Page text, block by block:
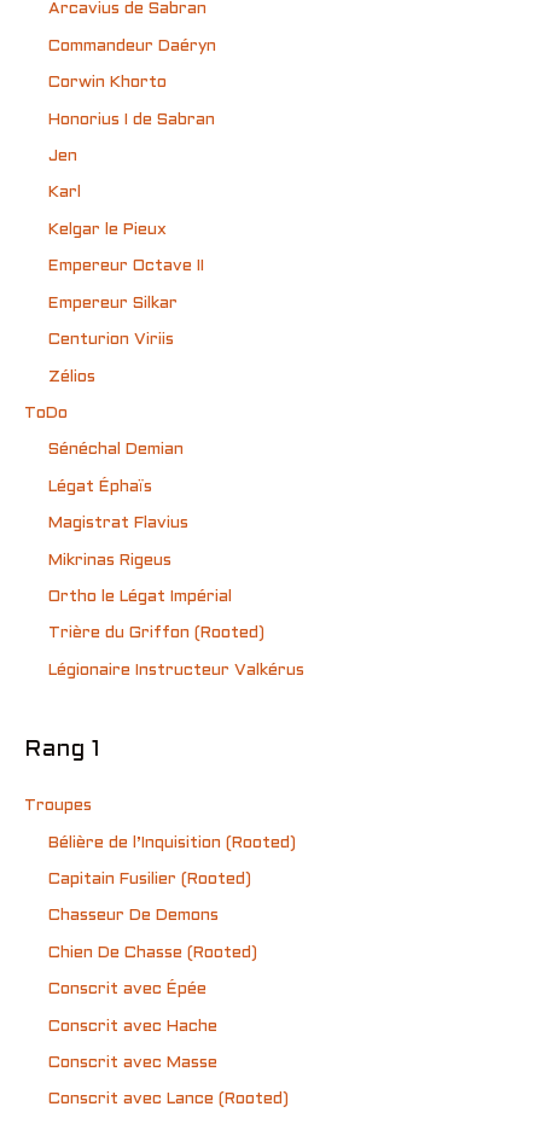
Arcavius de Sabran
Commandeur Daéryn
Corwin Khorto
Honorius I de Sabran
Jen
Karl
Kelgar le Pieux
Empereur Octave II
Empereur Silkar
Centurion Viriis
Zélios
ToDo
Sénéchal Demian
Légat Éphaïs
Magistrat Flavius
Mikrinas Rigeus
Ortho le Légat Impérial
Trière du Griffon (Rooted)
Légionaire Instructeur Valkérus
Rang 1
Troupes
Bélière de l’Inquisition (Rooted)
Capitain Fusilier (Rooted)
Chasseur De Demons
Chien De Chasse (Rooted)
Conscrit avec Épée
Conscrit avec Hache
Conscrit avec Masse
Conscrit avec Lance (Rooted)